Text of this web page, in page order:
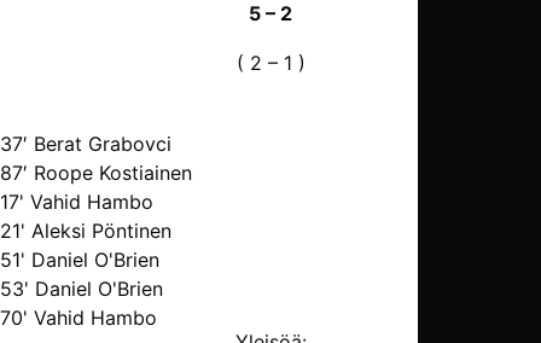
5 – 2
( 2 – 1 )
37′ Berat Grabovci
87′ Roope Kostiainen
17' Vahid Hambo
21' Aleksi Pöntinen
51' Daniel O'Brien
53' Daniel O'Brien
70' Vahid Hambo